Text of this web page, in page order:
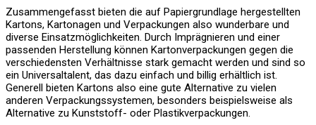
Zusammengefasst bieten die auf Papiergrundlage hergestellten
Kartons, Kartonagen und Verpackungen also wunderbare und
diverse Einsatzmöglichkeiten. Durch Imprägnieren und einer
passenden Herstellung können Kartonverpackungen gegen die
verschiedensten Verhältnisse stark gemacht werden und sind so
ein Universaltalent, das dazu einfach und billig erhältlich ist.
Generell bieten Kartons also eine gute Alternative zu vielen
anderen Verpackungssystemen, besonders beispielsweise als
Alternative zu Kunststoff- oder Plastikverpackungen.